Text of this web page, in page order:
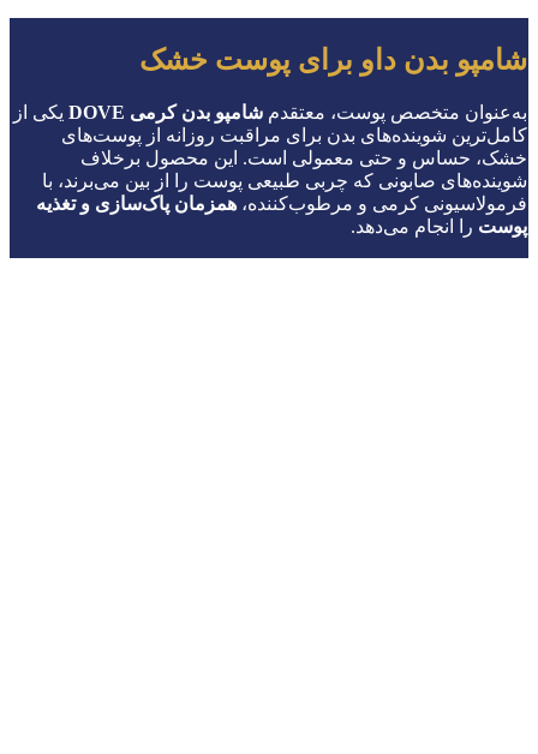
شامپو بدن داو برای پوست خشک
به‌عنوان متخصص پوست، معتقدم شامپو بدن کرمی DOVE
یکی از
کامل‌ترین شوینده‌های بدن برای مراقبت روزانه از پوست‌های
خشک، حساس و حتی معمولی است. این محصول برخلاف
شوینده‌های صابونی که چربی طبیعی پوست را از بین می‌برند، با
فرمولاسیونی کرمی و مرطوب‌کننده، همزمان پاک‌سازی و تغذیه
پوست را انجام می‌دهد.